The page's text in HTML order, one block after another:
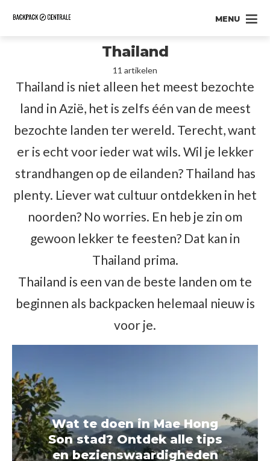
MENU
Thailand
11 artikelen
Thailand is niet alleen het meest bezochte
land in Azië, het is zelfs één van de meest
bezochte landen ter wereld. Terecht, want
er is echt voor ieder wat wils. Wil je lekker
strandhangen op de eilanden? Thailand has
plenty. Liever wat cultuur ontdekken in het
noorden? No worries. En heb je zin om
gewoon lekker te feesten? Dat kan in
Thailand prima.
Thailand is een van de beste landen om te
beginnen als backpacken helemaal nieuw is
voor je.
Wat te doen in Mae Hong
Son stad? Ontdek alle tips
en bezienswaardigheden